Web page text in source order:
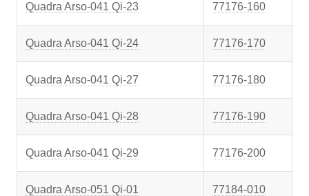
Quadra Arso-041 Qi-23 77176-160
Quadra Arso-041 Qi-24 77176-170
Quadra Arso-041 Qi-27 77176-180
Quadra Arso-041 Qi-28 77176-190
Quadra Arso-041 Qi-29 77176-200
Quadra Arso-051 Qi-01 77184-010